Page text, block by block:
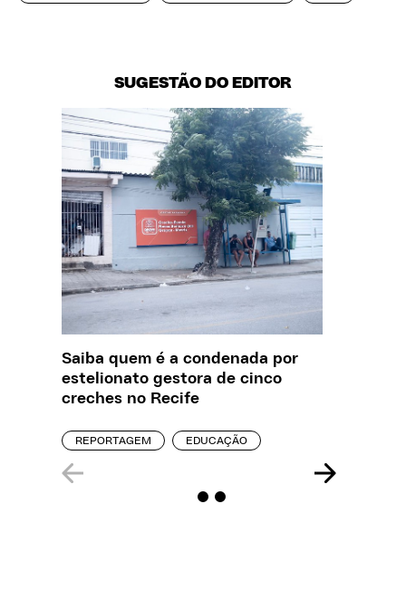
SUGESTÃO DO EDITOR
Saiba quem é a condenada por
estelionato gestora de cinco
creches no Recife
REPORTAGEM EDUCAÇÃO